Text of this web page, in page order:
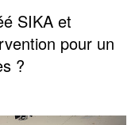
SIKA et
pour un
?